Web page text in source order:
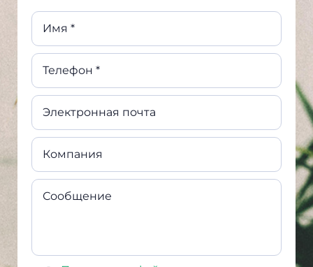
Имя *
Телефон *
Электронная почта
Компания
Сообщение